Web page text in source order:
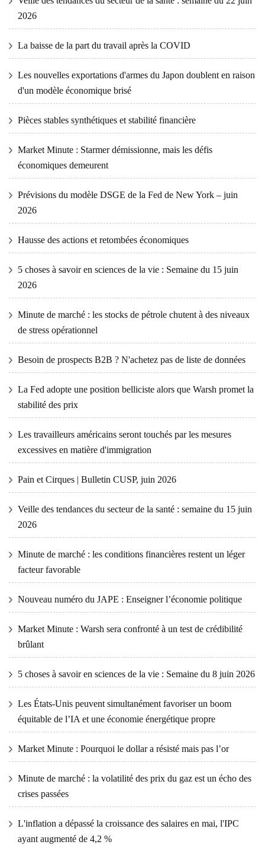
2026
La baisse de la part du travail après la COVID
Les nouvelles exportations d'armes du Japon doublent en raison
d'un modèle économique brisé
Pièces stables synthétiques et stabilité financière
Market Minute : Starmer démissionne, mais les défis
économiques demeurent
Prévisions du modèle DSGE de la Fed de New York – juin
2026
Hausse des actions et retombées économiques
5 choses à savoir en sciences de la vie : Semaine du 15 juin
2026
Minute de marché : les stocks de pétrole chutent à des niveaux
de stress opérationnel
Besoin de prospects B2B ? N'achetez pas de liste de données
La Fed adopte une position belliciste alors que Warsh promet la
stabilité des prix
Les travailleurs américains seront touchés par les mesures
excessives en matière d'immigration
Pain et Cirques | Bulletin CUSP, juin 2026
Veille des tendances du secteur de la santé : semaine du 15 juin
2026
Minute de marché : les conditions financières restent un léger
facteur favorable
Nouveau numéro du JAPE : Enseigner l’économie politique
Market Minute : Warsh sera confronté à un test de crédibilité
brûlant
5 choses à savoir en sciences de la vie : Semaine du 8 juin 2026
Les États-Unis peuvent simultanément favoriser un boom
équitable de l’IA et une économie énergétique propre
Market Minute : Pourquoi le dollar a résisté mais pas l’or
Minute de marché : la volatilité des prix du gaz est un écho des
crises passées
L'inflation a dépassé la croissance des salaires en mai, l'IPC
ayant augmenté de 4,2 %